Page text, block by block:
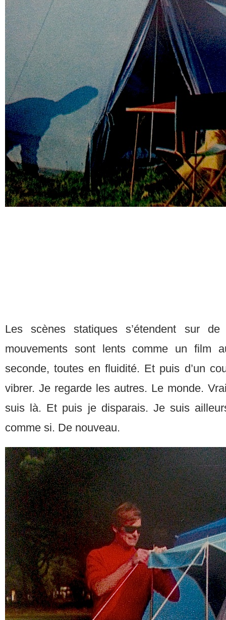
Les scènes statiques s’étendent sur
mouvements sont lents comme un film
seconde, toutes en fluidité. Et puis d’un
vibrer. Je regarde les autres. Le monde.
suis là. Et puis je disparais. Je suis
comme si. De nouveau.